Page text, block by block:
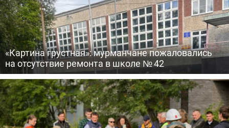
«Картина грустная»: мурманчане пожаловались
на отсутствие ремонта в школе № 42